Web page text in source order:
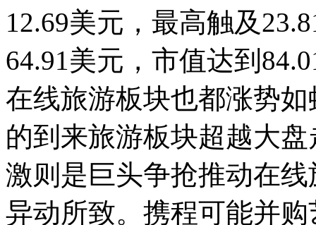
12.69美元，最高触及
64.91美元，市值达到
在线旅游板块也都涨势
的到来旅游板块超越大
激则是巨头争抢推动在
异动所致。携程可能并